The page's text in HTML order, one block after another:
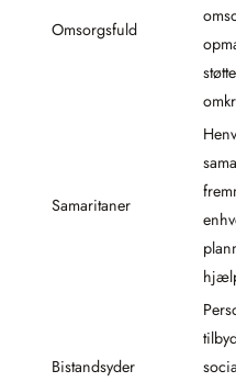
Omsorgsfuld
Samaritaner
Bistandsyder